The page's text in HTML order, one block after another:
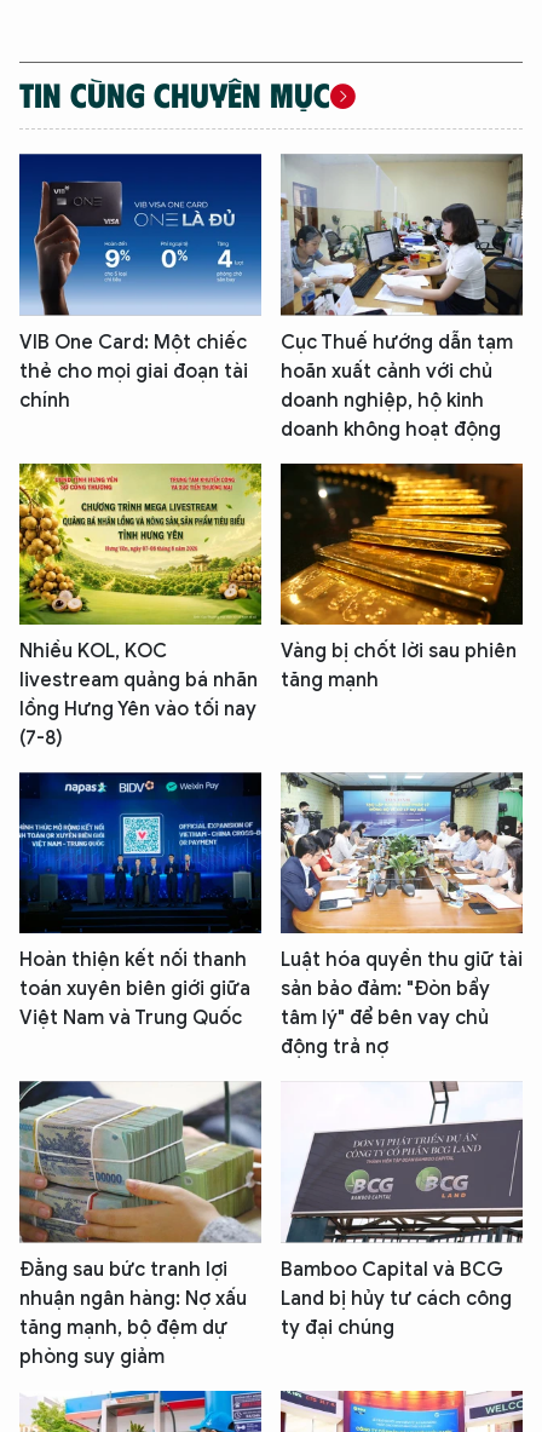
TIN CÙNG CHUYÊN MỤC
VIB One Card: Một chiếc
thẻ cho mọi giai đoạn tài
chính
Cục Thuế hướng dẫn tạm
hoãn xuất cảnh với chủ
doanh nghiệp, hộ kinh
doanh không hoạt động
Nhiều KOL, KOC
livestream quảng bá nhãn
lồng Hưng Yên vào tối nay
(7-8)
Vàng bị chốt lời sau phiên
tăng mạnh
Hoàn thiện kết nối thanh
toán xuyên biên giới giữa
Việt Nam và Trung Quốc
Luật hóa quyền thu giữ tài
sản bảo đảm: "Đòn bẩy
tâm lý" để bên vay chủ
động trả nợ
Đằng sau bức tranh lợi
nhuận ngân hàng: Nợ xấu
tăng mạnh, bộ đệm dự
phòng suy giảm
Bamboo Capital và BCG
Land bị hủy tư cách công
ty đại chúng